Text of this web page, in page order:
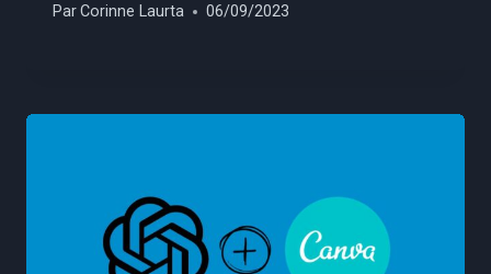
ParCorinne Laurta 06/09/2023